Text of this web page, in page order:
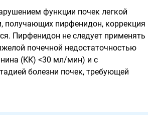
функции почек легкой
получающих пирфенидон, коррекция
Пирфенидон не следует применять
почечной недостаточностью
(КК) <30 мл/мин) и с
болезни почек, требующей